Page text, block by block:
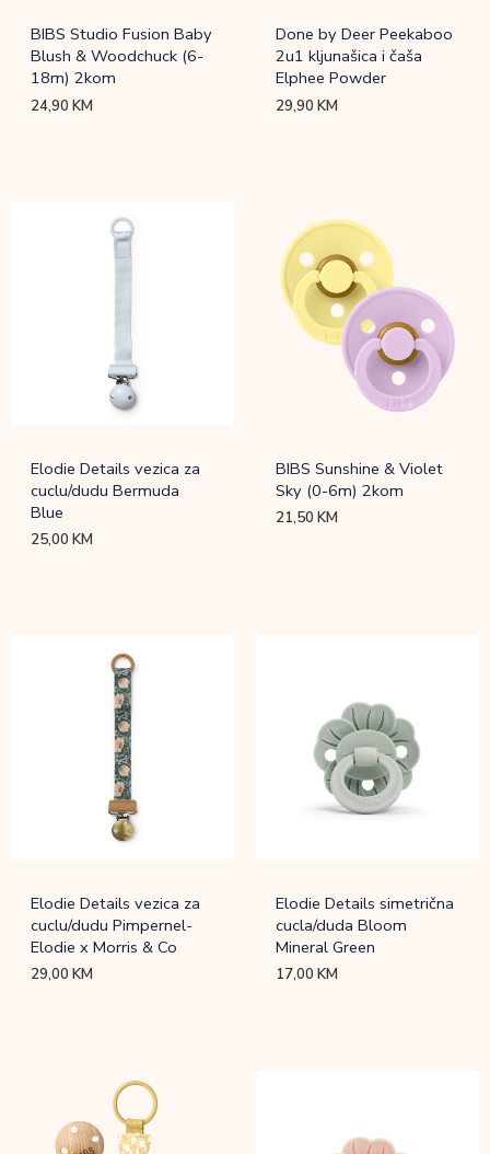
BIBS Studio Fusion Baby
Blush & Woodchuck (6-
18m) 2kom
24,90KM
Done by Deer Peekaboo
2u1 kljunašica i čaša
Elphee Powder
29,90KM
Elodie Details vezica za
cuclu/dudu Bermuda
Blue
25,00KM
BIBS Sunshine & Violet
Sky (0-6m) 2kom
21,50KM
Elodie Details vezica za
cuclu/dudu Pimpernel-
Elodie x Morris & Co
29,00KM
Elodie Details simetrična
cucla/duda Bloom
Mineral Green
17,00KM